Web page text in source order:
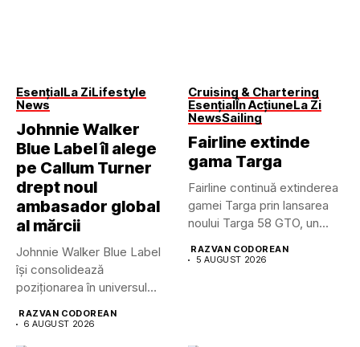
EsențialLa ZiLifestyle
News
Johnnie Walker
Blue Label îl alege
pe Callum Turner
drept noul
ambasador global
al mărcii
Johnnie Walker Blue Label
își consolidează
poziționarea în universul
RAZVAN CODOREAN
6 AUGUST 2026
Cruising & Chartering
EsențialÎn AcțiuneLa Zi
NewsSailing
Fairline extinde
gama Targa
Fairline continuă extinderea
gamei Targa prin lansarea
noului Targa 58 GTO, un...
RAZVAN CODOREAN
5 AUGUST 2026